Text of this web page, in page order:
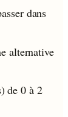
dans
alternative
de 0 à 2